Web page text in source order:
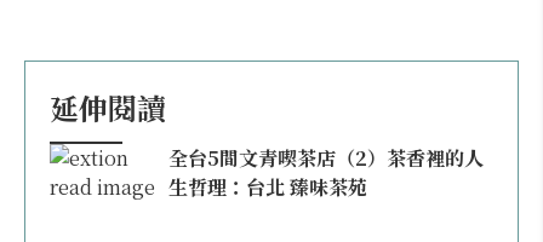
延伸閱讀
全台5間文青喫茶店（2）茶香裡的人
生哲理：台北 臻味茶苑